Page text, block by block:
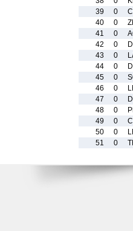
39
0
40
0
41
0
42
0
43
0
44
0
45
0
46
0
47
0
48
0
49
0
50
0
51
0